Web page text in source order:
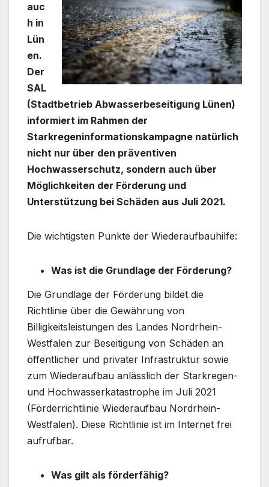
auc
h in
Lün
en.
Der
SAL
(Stadtbetrieb Abwasserbeseitigung Lünen)
informiert im Rahmen der
Starkregeninformationskampagne natürlich
nicht nur über den präventiven
Hochwasserschutz, sondern auch über
Möglichkeiten der Förderung und
Unterstützung bei Schäden aus Juli 2021.
Die wichtigsten Punkte der Wiederaufbauhilfe:
Was ist die Grundlage der Förderung?
Die Grundlage der Förderung bildet die
Richtlinie über die Gewährung von
Billigkeitsleistungen des Landes Nordrhein-
Westfalen zur Beseitigung von Schäden an
öffentlicher und privater Infrastruktur sowie
zum Wiederaufbau anlässlich der Starkregen-
und Hochwasserkatastrophe im Juli 2021
(Förderrichtlinie Wiederaufbau Nordrhein-
Westfalen). Diese Richtlinie ist im Internet frei
aufrufbar.
Was gilt als förderfähig?